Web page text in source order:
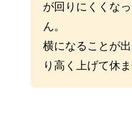
が回りにくくな
ん。
横になることが
り高く上げて休